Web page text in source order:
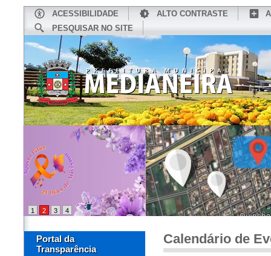
ACESSIBILIDADE ALTO CONTRASTE
PESQUISAR NO SITE
INÍCIO CONHEÇA MEDIANEIRA
1 2 3 4
Portal da
Transparência
Calendário de